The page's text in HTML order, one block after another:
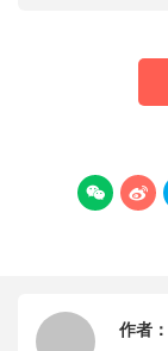
 
作者：